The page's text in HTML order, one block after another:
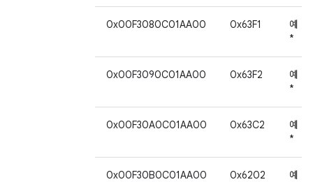
0x00F3080C01AA00 0x63F1
예
*
0x00F3090C01AA00 0x63F2
예
*
0x00F30A0C01AA00 0x63C2
예
*
0x00F30B0C01AA00 0x6202
예